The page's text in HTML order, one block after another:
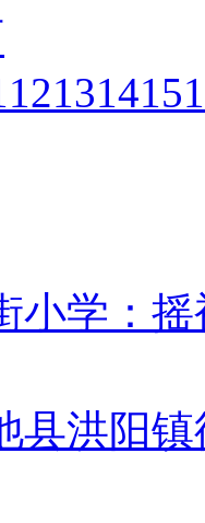
12131415
小学：
县洪阳